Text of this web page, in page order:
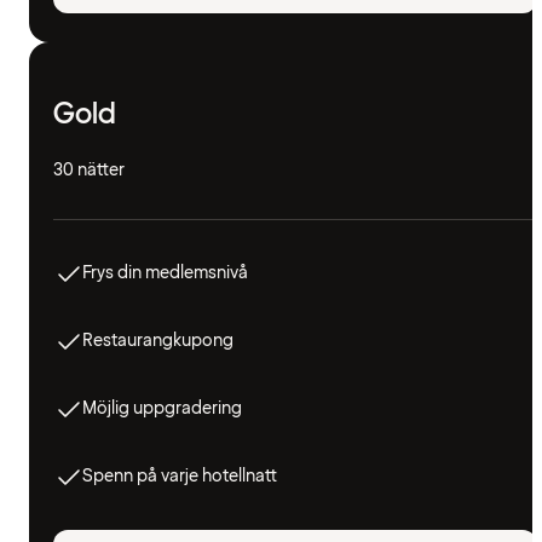
Gold
30 nätter
Frys din medlemsnivå
Restaurangkupong
Möjlig uppgradering
Spenn på varje hotellnatt